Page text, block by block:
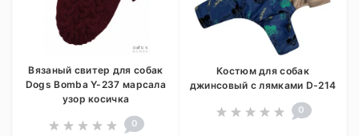
Вязаный свитер для собак
Dogs Bomba Y-237 марсала
узор косичка
0
Костюм для собак
джинсовый с лямками D-214
0